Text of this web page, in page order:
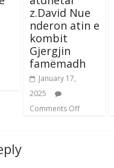
z.David Nue
nderon atin e
kombit
Gjergjin
famëmadh
January 17,
2025
Comments Off